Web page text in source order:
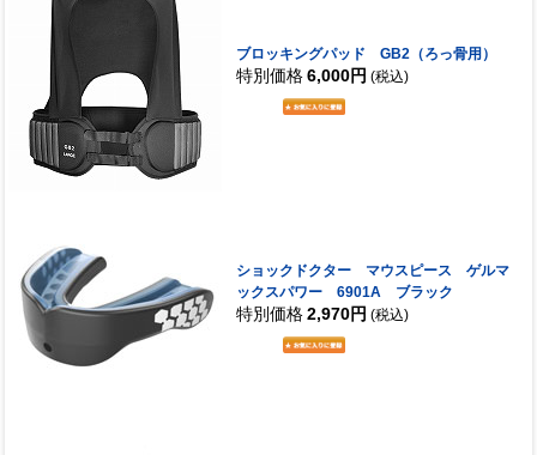
ブロッキングパッド GB2（ろっ骨用）
特別価格 6,000円 (税込)
ショックドクター マウスピース ゲルマ
ックスパワー 6901A ブラック
特別価格 2,970円 (税込)